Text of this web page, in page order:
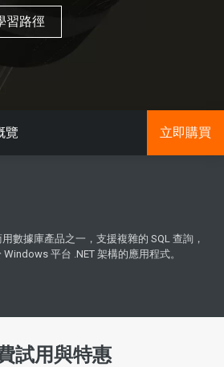
習路徑
覽 立即購買
數據庫產品之一，支援複雜的 SQL 查詢，
平台 .NET 架構的應用程式。
試用與特惠